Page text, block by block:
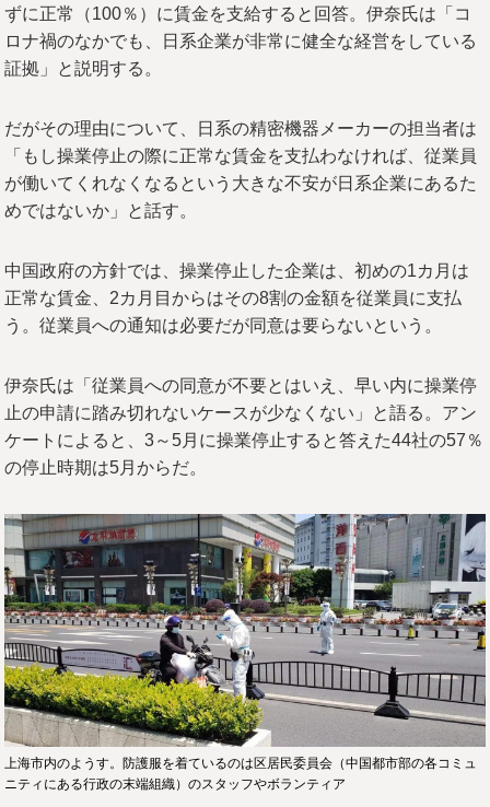
ずに正常（100％）に賃金を支給すると回答。伊奈氏は「コ
ロナ禍のなかでも、日系企業が非常に健全な経営をしている
証拠」と説明する。
だがその理由について、日系の精密機器メーカーの担当者は
「もし操業停止の際に正常な賃金を支払わなければ、従業員
が働いてくれなくなるという大きな不安が日系企業にあるた
めではないか」と話す。
中国政府の方針では、操業停止した企業は、初めの1カ月は
正常な賃金、2カ月目からはその8割の金額を従業員に支払
う。従業員への通知は必要だが同意は要らないという。
伊奈氏は「従業員への同意が不要とはいえ、早い内に操業停
止の申請に踏み切れないケースが少なくない」と語る。アン
ケートによると、3～5月に操業停止すると答えた44社の57％
の停止時期は5月からだ。
上海市内のようす。防護服を着ているのは区居民委員会（中国都市部の各コミュ
ニティにある行政の末端組織）のスタッフやボランティア